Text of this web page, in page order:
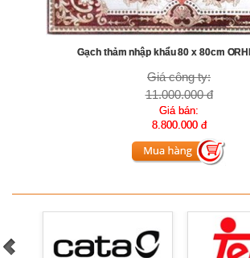
Gạch thảm nhập khẩu 80 x 80cm
Giá công ty:
11.000.000 đ
Giá bán:
8.800.000 đ